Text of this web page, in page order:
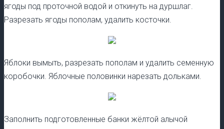
ягоды под проточной водой и откинуть на дуршлаг.
Разрезать ягоды пополам, удалить косточки.
Яблоки вымыть, разрезать пополам и удалить семенную
коробочки. Яблочные половинки нарезать дольками.
Заполнить подготовленные банки жёлтой алычой